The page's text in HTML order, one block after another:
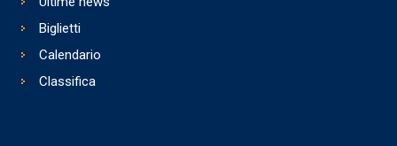
Biglietti
Calendario
Classifica